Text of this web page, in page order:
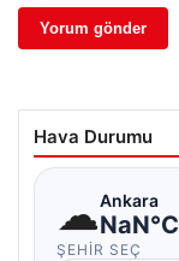
Hava Durumu
☁Ankara
NaN°C
ŞEHIR SEÇ